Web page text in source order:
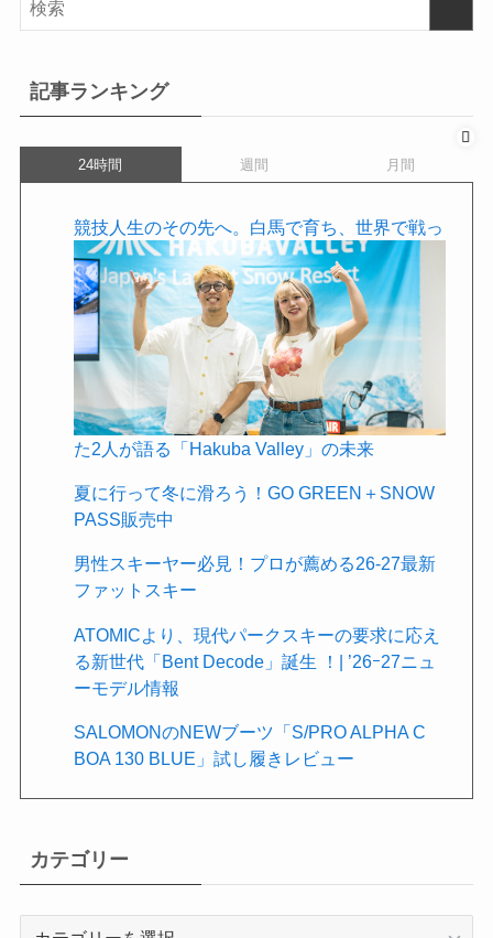
記事ランキング
24時間 週間 月間
競技人生のその先へ。白馬で育ち、世界で戦っ
た2人が語る「Hakuba Valley」の未来
夏に行って冬に滑ろう！GO GREEN＋SNOW
PASS販売中
男性スキーヤー必見！プロが薦める26-27最新
ファットスキー
ATOMICより、現代パークスキーの要求に応え
る新世代「Bent Decode」誕生 ！| ’26ｰ27ニュ
ーモデル情報
SALOMONのNEWブーツ「S/PRO ALPHA C
BOA 130 BLUE」試し履きレビュー
カテゴリー